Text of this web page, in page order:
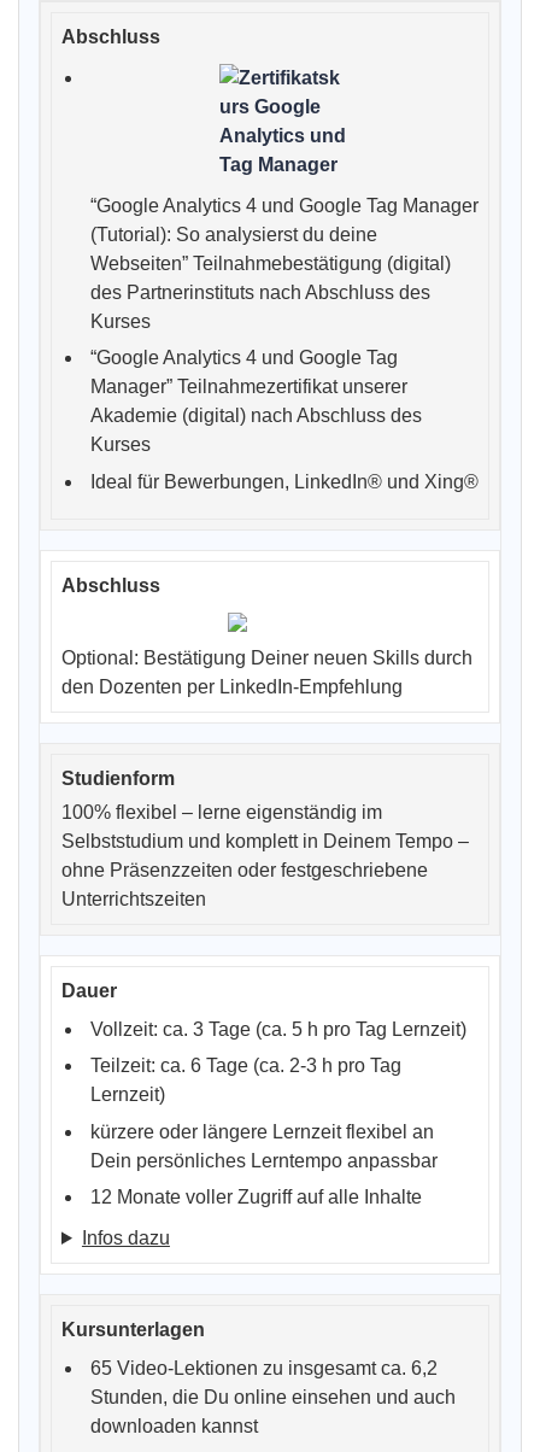
“Google Analytics 4 und Google Tag Manager
(Tutorial): So analysierst du deine
Webseiten” Teilnahmebestätigung (digital)
des Partnerinstituts nach Abschluss des
Kurses
“Google Analytics 4 und Google Tag
Manager” Teilnahmezertifikat unserer
Akademie (digital) nach Abschluss des
Kurses
Ideal für Bewerbungen, LinkedIn® und Xing®
Optional: Bestätigung Deiner neuen Skills durch
den Dozenten per LinkedIn-Empfehlung
100% flexibel – lerne eigenständig im
Selbststudium und komplett in Deinem Tempo –
ohne Präsenzzeiten oder festgeschriebene
Unterrichtszeiten
Vollzeit: ca. 3 Tage (ca. 5 h pro Tag Lernzeit)
Teilzeit: ca. 6 Tage (ca. 2-3 h pro Tag
Lernzeit)
kürzere oder längere Lernzeit flexibel an
Dein persönliches Lerntempo anpassbar
12 Monate voller Zugriff auf alle Inhalte
Infos dazu
65 Video-Lektionen zu insgesamt ca. 6,2
Stunden, die Du online einsehen und auch
downloaden kannst